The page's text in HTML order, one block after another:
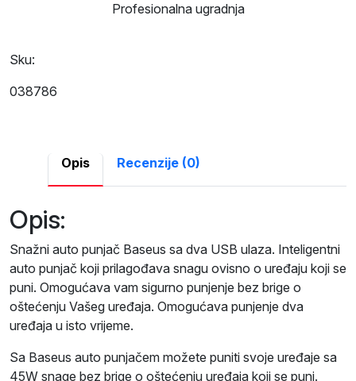
Profesionalna ugradnja
Sku:
038786
Opis Recenzije (0)
Opis:
Snažni auto punjač Baseus sa dva USB ulaza. Inteligentni
auto punjač koji prilagođava snagu ovisno o uređaju koji se
puni. Omogućava vam sigurno punjenje bez brige o
oštećenju Vašeg uređaja. Omogućava punjenje dva
uređaja u isto vrijeme.
Sa Baseus auto punjačem možete puniti svoje uređaje sa
45W snage bez brige o oštećenju uređaja koji se puni.